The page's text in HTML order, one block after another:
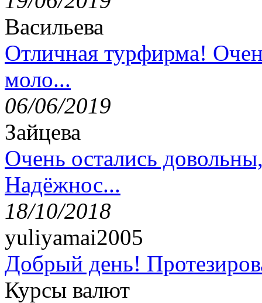
Васильева
Отличная турфирма!
моло...
06/06/2019
Зайцева
Очень остались
Надёжнос...
18/10/2018
yuliyamai2005
Добрый день!
Курсы валют